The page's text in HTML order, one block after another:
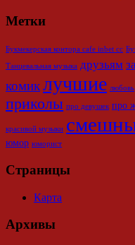
Метки
Букмекерская контора cafe inbet cc
Танцевальная музыка друзьям
комиклучшие любовь
приколы про девушек про
красивой музыки
юмор юморист
Страницы
Карта
Архивы